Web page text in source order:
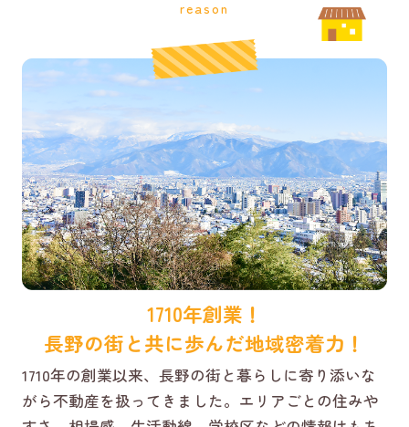
reason
1710年創業！
長野の街と共に歩んだ地域密着力！
1710年の創業以来、長野の街と暮らしに寄り添いな
がら不動産を扱ってきました。エリアごとの住みや